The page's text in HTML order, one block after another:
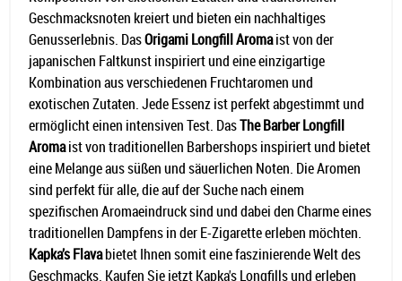
Geschmacksnoten kreiert und bieten ein nachhaltiges
Genusserlebnis. DasOrigami Longfill Aromaist von der
japanischen Faltkunst inspiriert und eine einzigartige
Kombination aus verschiedenen Fruchtaromen und
exotischen Zutaten. Jede Essenz ist perfekt abgestimmt und
ermöglicht einen intensiven Test. DasThe Barber Longfill
Aromaist von traditionellen Barbershops inspiriert und bietet
eine Melange aus süßen und säuerlichen Noten. Die Aromen
sind perfekt für alle, die auf der Suche nach einem
spezifischen Aromaeindruck sind und dabei den Charme eines
traditionellen Dampfens in der E-Zigarette erleben möchten.
Kapka’s Flavabietet Ihnen somit eine faszinierende Welt des
Geschmacks. Kaufen Sie jetzt Kapka's Longfills und erleben